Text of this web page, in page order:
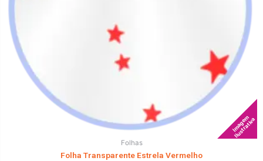
Imagem
Ilustrativa
Folhas
Folha Transparente Estrela Vermelho